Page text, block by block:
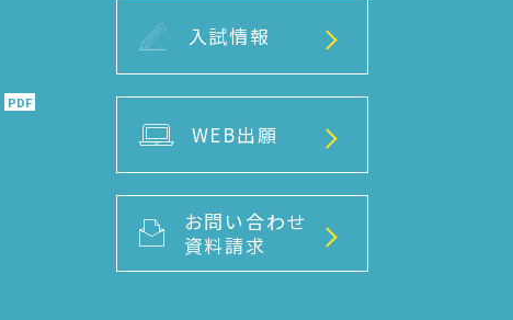
PDF
入試情報
WEB出願
お問い合わせ
資料請求